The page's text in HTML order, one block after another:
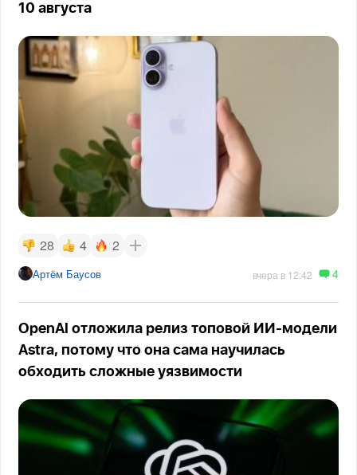
10 августа
28 4 2
Артём Баусов вчера в 12:42 4
OpenAI отложила релиз топовой ИИ-модели
Astra, потому что она сама научилась
обходить сложные уязвимости